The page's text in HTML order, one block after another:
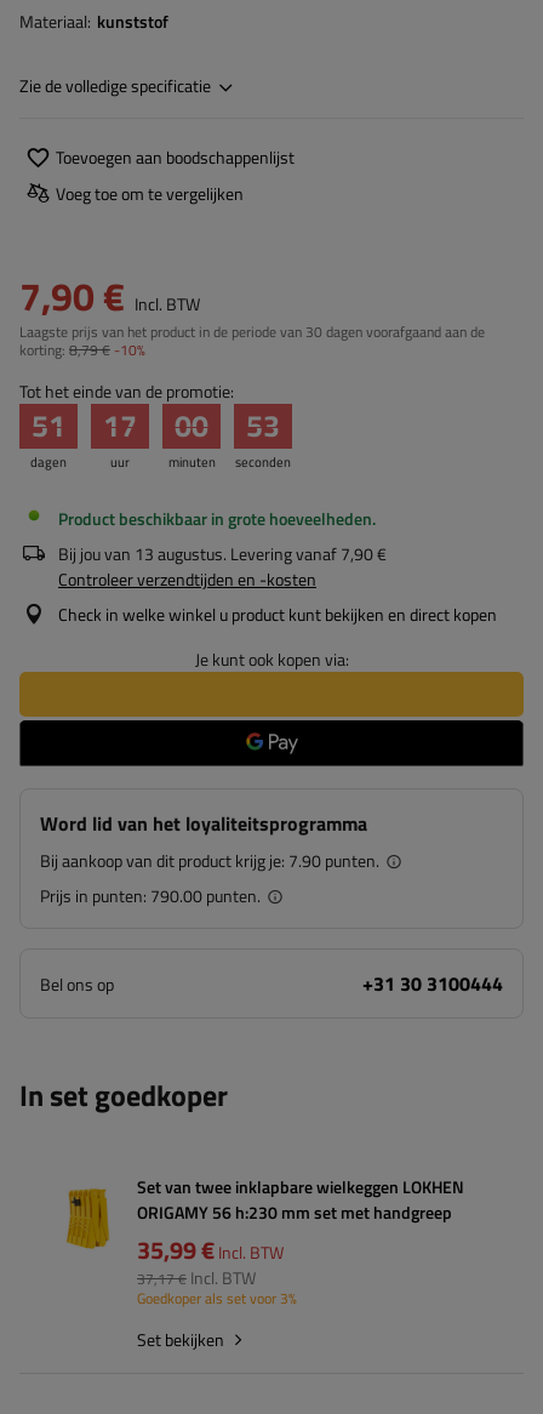
Materiaal kunststof
Zie de volledige specificatie
Toevoegen aan boodschappenlijst
Voeg toe om te vergelijken
7,90 € Incl. BTW
Laagste prijs van het product in de periode van 30 dagen voorafgaand aan de
korting: 8,79 € -10%
Tot het einde van de promotie:
dagen
51
uur
17
minuten
00
seconden
52
Product beschikbaar in grote hoeveelheden
Bij jou van 13 augustus. Levering vanaf7,90 €
Controleer verzendtijden en -kosten
Check in welke winkel u product kunt bekijken en direct kopen
Je kunt ook kopen via:
Word lid van het loyaliteitsprogramma
Bij aankoop van dit product krijg je: 7.90 punten.
Prijs in punten: 790.00 punten.
Bel ons op +31 30 3100444
In set goedkoper
Set van twee inklapbare wielkeggen LOKHEN
ORIGAMY 56 h:230 mm set met handgreep
35,99 €Incl. BTW
37,17 € Incl. BTW
Goedkoper als set voor 3%
Set bekijken